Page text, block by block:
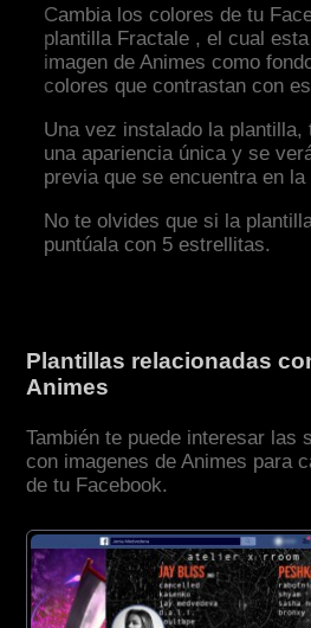
Cambia los colores de tu
plantilla Fractale , el cual
imagen de Animes como
colores que contrastan con
Una vez instalado la plantilla,
una apariencia única y se
previa que se encuentra en la
No te olvides que si la
puntúala con 5 estrellitas.
Plantillas relacionadas
Animes
También te puede interesar las
con imagenes de Animes para
de tu Facebook.